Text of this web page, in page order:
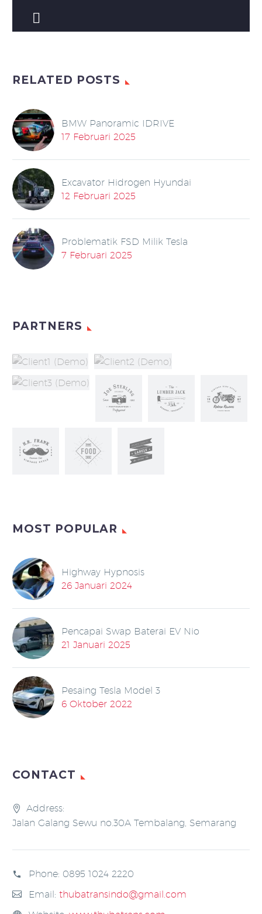


RELATED POSTS
BMW Panoramic IDRIVE
17 Februari 2025
Excavator Hidrogen Hyundai
12 Februari 2025
Problematik FSD Milik Tesla
7 Februari 2025
PARTNERS
MOST POPULAR
Highway Hypnosis
26 Januari 2024
Pencapai Swap Baterai EV Nio
21 Januari 2025
Pesaing Tesla Model 3
6 Oktober 2022
CONTACT
Address:
Jalan Galang Sewu no.30A Tembalang, Semarang
Phone: 0895 1024 2220
Email: thubatransindo@gmail.com